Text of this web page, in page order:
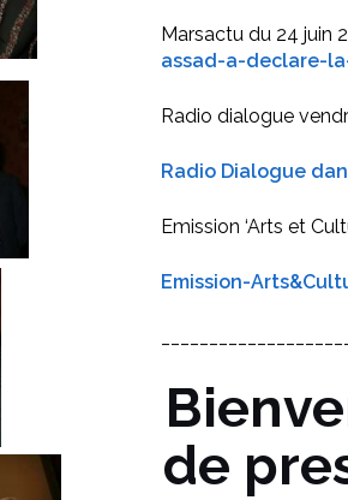
Marsactu du 24 juin
assad-a-declare-
Radio dialogue
Radio Dialogue
Emission ‘Arts et
Emission-
de